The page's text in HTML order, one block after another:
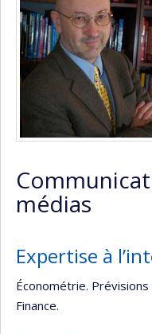
médias
Expertise à
Économétrie.
Finance.